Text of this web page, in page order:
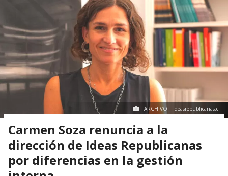
ARCHIVO | ideasrepublicanas.cl
Carmen Soza renuncia a la
dirección de Ideas Republicanas
por diferencias en la gestión